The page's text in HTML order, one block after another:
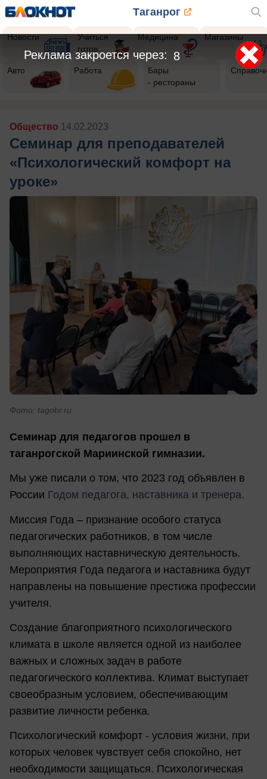
Таганрог
Новости
Учиться
готов
Медицина Магазины
Авто Работа
Бары
- рестораны
Общество 14.02.2023
Семинар для преподавателей
«Психологический комфорт на
уроке»
Фото: tagobr.ru
Семинар для педагогов прошел в
таганрогской Мариинской гимназии.
Мы уже писали о том, что 2023 год объявлен в
России Годом педагога, наставника и тренера.
Миссия Года – признание особого статуса
педагогических работников, в том числе
выполняющих наставническую деятельность.
Мероприятия Года педагога и наставника будут
направлены на повышение престижа профессии
учителя.
Создание благоприятного психологического
климата в школе является одной из наиболее
важных и сложных задач в работе
педагогического коллектива. Климат выступает
своеобразным условием, обеспечивающим
развитие личности ребенка.
Психологический комфорт - условия жизни, при
которых человек чувствует себя спокойно, нет
необходимости защищаться. Психологическая
5
Реклама закроется через: